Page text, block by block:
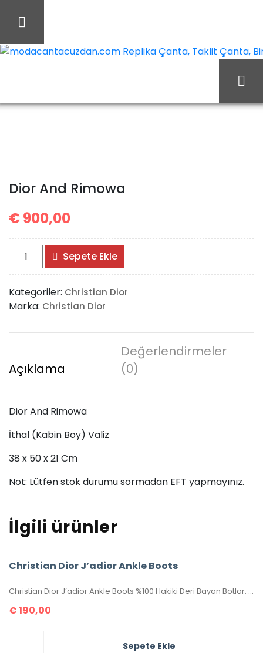
Dior And
Dior And Rimowa
€900,00
Dior
And
Rimowa
adet
Sepete Ekle
Kategoriler: Christian Dior
Marka: Christian Dior
Açıklama
Değerlendirmeler
(0)
Dior And Rimowa
İthal (Kabin Boy) Valiz
38 x 50 x 21 Cm
Not: Lütfen stok durumu sormadan EFT yapmayınız.
İlgili ürünler
Christian Dior J’adior Ankle Boots
Christian Dior J’adior Ankle Boots %100 Hakiki Deri Bayan Botlar. 36-37-38-39-40 ölçüler mevcuttur. Kutulu, sertifikalıdır.
€190,00
Sepete Ekle